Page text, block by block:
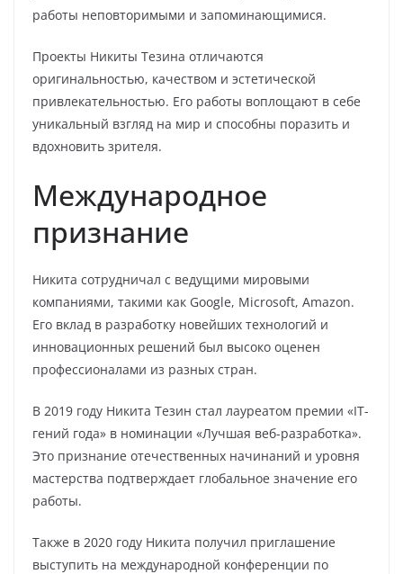
работы неповторимыми и запоминающимися.
Проекты Никиты Тезина отличаются
оригинальностью, качеством и эстетической
привлекательностью. Его работы воплощают в себе
уникальный взгляд на мир и способны поразить и
вдохновить зрителя.
Международное
признание
Никита сотрудничал с ведущими мировыми
компаниями, такими как Google, Microsoft, Amazon.
Его вклад в разработку новейших технологий и
инновационных решений был высоко оценен
профессионалами из разных стран.
В 2019 году Никита Тезин стал лауреатом премии «IT-
гений года» в номинации «Лучшая веб-разработка».
Это признание отечественных начинаний и уровня
мастерства подтверждает глобальное значение его
работы.
Также в 2020 году Никита получил приглашение
выступить на международной конференции по